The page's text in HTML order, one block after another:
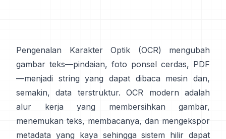
Pengenalan Karakter Optik (OCR) mengubah
gambar teks—pindaian, foto ponsel cerdas, PDF
—menjadi string yang dapat dibaca mesin dan,
semakin, data terstruktur. OCR modern adalah
alur kerja yang membersihkan gambar,
menemukan teks, membacanya, dan mengekspor
metadata yang kaya sehingga sistem hilir dapat